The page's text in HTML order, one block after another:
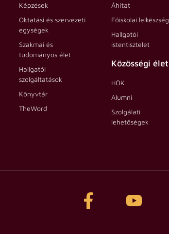
Képzések
Oktatási és szervezeti
egységek
Szakmai és
tudományos élet
Hallgatói
szolgáltatások
Könyvtár
TheWord
Áhítat
Főiskolai lelkészség
Hallgatói
istentisztelet
Közösségi élet
HÖK
Alumni
Szolgálati
lehetőségek